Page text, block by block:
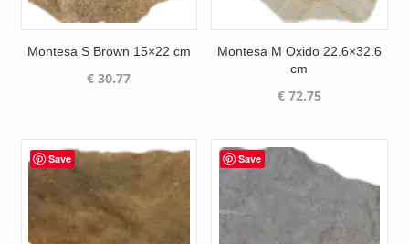
Montesa S Brown 15×22 cm
€ 30.77
Montesa M Oxido 22.6×32.6
cm
€72.75
Save Save